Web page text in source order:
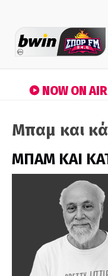
NOW ON AIR
Μπαμ και
ΜΠΑΜ ΚΑΙ